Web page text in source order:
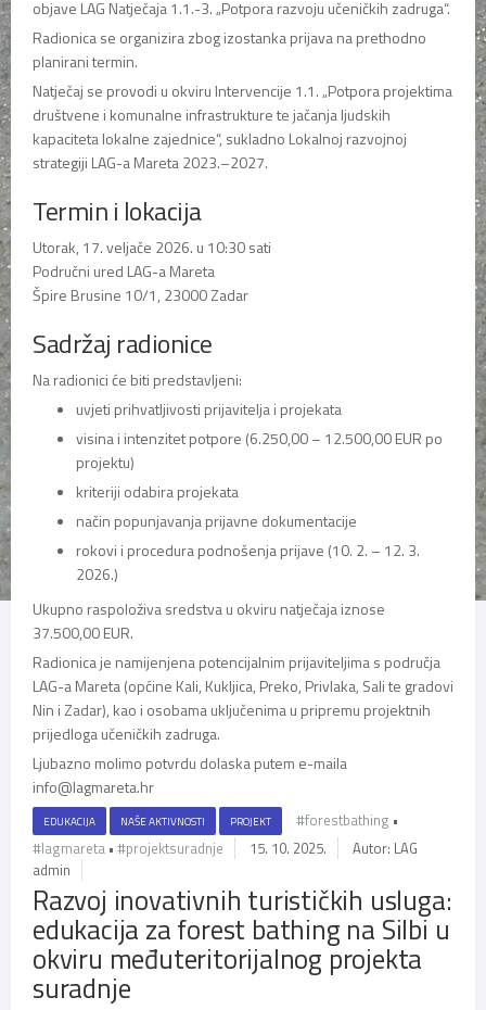
objave LAG Natječaja 1.1.-3. „Potpora razvoju učeničkih zadruga“.
Radionica se organizira zbog izostanka prijava na prethodno
planirani termin.
Natječaj se provodi u okviru Intervencije 1.1. „Potpora projektima
društvene i komunalne infrastrukture te jačanja ljudskih
kapaciteta lokalne zajednice“, sukladno Lokalnoj razvojnoj
strategiji LAG-a Mareta 2023.–2027.
Termin i lokacija
Utorak, 17. veljače 2026. u 10:30 sati
Područni ured LAG-a Mareta
Špire Brusine 10/1, 23000 Zadar
Sadržaj radionice
Na radionici će biti predstavljeni:
uvjeti prihvatljivosti prijavitelja i projekata
visina i intenzitet potpore (6.250,00 – 12.500,00 EUR po
projektu)
kriteriji odabira projekata
način popunjavanja prijavne dokumentacije
rokovi i procedura podnošenja prijave (10. 2. – 12. 3.
2026.)
Ukupno raspoloživa sredstva u okviru natječaja iznose
37.500,00 EUR.
Radionica je namijenjena potencijalnim prijaviteljima s područja
LAG-a Mareta (općine Kali, Kukljica, Preko, Privlaka, Sali te gradovi
Nin i Zadar), kao i osobama uključenima u pripremu projektnih
prijedloga učeničkih zadruga.
Ljubazno molimo potvrdu dolaska putem e-maila
info@lagmareta.hr
EDUKACIJA NAŠE AKTIVNOSTI PROJEKT #forestbathing •
#lagmareta • #projektsuradnje 15. 10. 2025.
Autor: LAG
admin
Razvoj inovativnih turističkih usluga:
edukacija za forest bathing na Silbi u
okviru međuteritorijalnog projekta
suradnje